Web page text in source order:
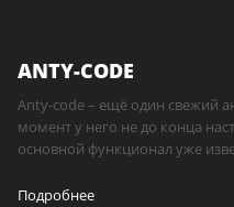
ANTY-CODE
Anty-code – ещё один свежий
момент у него не до конца
основной функционал уже
Подробнее